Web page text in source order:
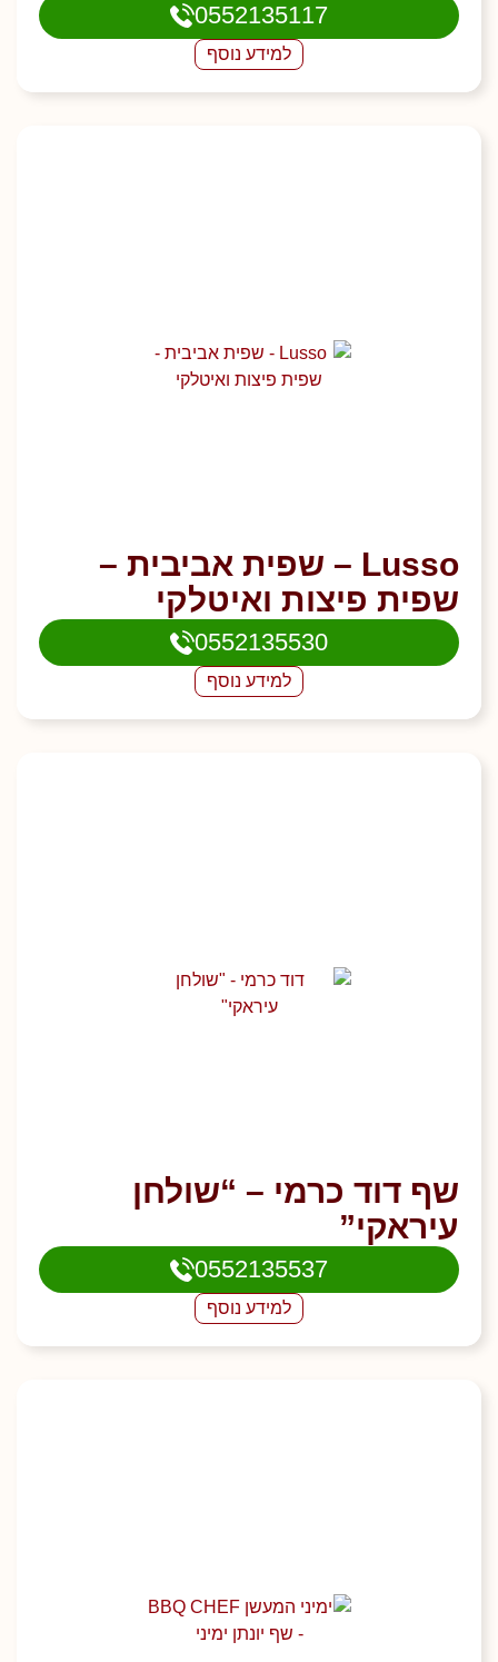
0552135117
למידע נוסף
Lusso – שפית אביבית –
שפית פיצות ואיטלקי
0552135530
למידע נוסף
שף דוד כרמי – “שולחן
עיראקי”
0552135537
למידע נוסף